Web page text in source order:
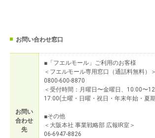
お問い合わせ窓口
お問い
合わせ
先
■「フエルモール」ご利用のお客様
＜フエルモール専用窓口（通話料無料）＞
0800-600-8870
＜受付時間：月曜日〜金曜日、10:00〜
17:00(土曜・日曜・祝日・年末年始・夏
■その他
＜大阪本社 事業戦略部 広報IR室＞
06-6947-8826